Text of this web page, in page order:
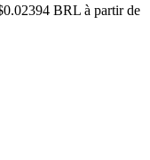
BRL à partir de